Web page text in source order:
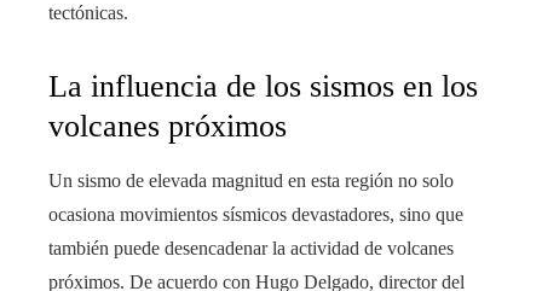
tectónicas.
La influencia de los sismos en los
volcanes próximos
Un sismo de elevada magnitud en esta región no solo
ocasiona movimientos sísmicos devastadores, sino que
también puede desencadenar la actividad de volcanes
próximos. De acuerdo con Hugo Delgado, director del